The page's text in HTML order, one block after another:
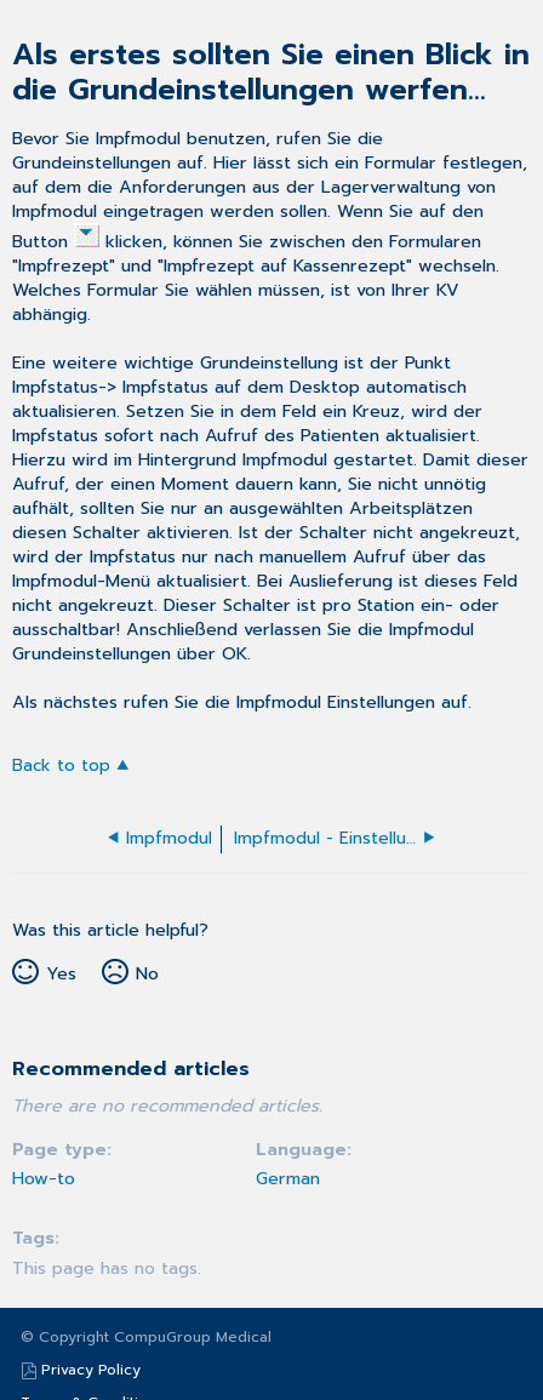
Als erstes sollten Sie einen Blick in
die Grundeinstellungen werfen...
Bevor Sie Impfmodul benutzen, rufen Sie die
Grundeinstellungen auf. Hier lässt sich ein Formular festlegen,
auf dem die Anforderungen aus der Lagerverwaltung von
Impfmodul eingetragen werden sollen. Wenn Sie auf den
Button
klicken, können Sie zwischen den Formularen
"Impfrezept" und "Impfrezept auf Kassenrezept" wechseln.
Welches Formular Sie wählen müssen, ist von Ihrer KV
abhängig.
Eine weitere wichtige Grundeinstellung ist der Punkt
Impfstatus->Impfstatus auf dem Desktop automatisch
aktualisieren. Setzen Sie in dem Feld ein Kreuz, wird der
Impfstatus sofort nach Aufruf des Patienten aktualisiert.
Hierzu wird im Hintergrund Impfmodul gestartet. Damit dieser
Aufruf, der einen Moment dauern kann, Sie nicht unnötig
aufhält, sollten Sie nur an ausgewählten Arbeitsplätzen
diesen Schalter aktivieren. Ist der Schalter nicht angekreuzt,
wird der Impfstatus nur nach manuellem Aufruf über das
Impfmodul-Menü aktualisiert. Bei Auslieferung ist dieses Feld
nicht angekreuzt. Dieser Schalter ist pro Station ein- oder
ausschaltbar! Anschließend verlassen Sie die Impfmodul
Grundeinstellungen überOK.
Als nächstes rufen Sie dieImpfmodul Einstellungen auf.
Back to top
Impfmodul Impfmodul - Einstellungen
Was this article helpful?
Yes
No
Recommended articles
There are no recommended articles.
Page type
How-to
Language
German
Tags
This page has no tags.
© Copyright CompuGroup Medical
Privacy Policy